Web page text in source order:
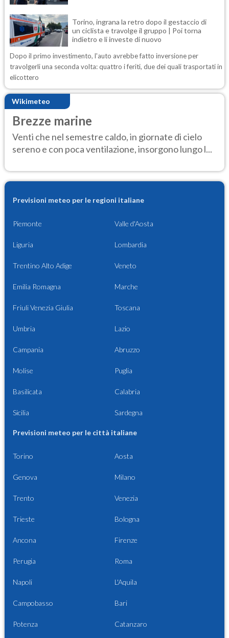
Torino, ingrana la retro dopo il gestaccio di
un ciclista e travolge il gruppo | Poi torna
indietro e li investe di nuovo
Dopo il primo investimento, l'auto avrebbe fatto inversione per
travolgerli una seconda volta: quattro i feriti, due dei quali trasportati in
elicottero
Wikimeteo
Brezze marine
Venti che nel semestre caldo, in giornate di cielo
sereno e con poca ventilazione, insorgono lungo l...
Previsioni meteo per le regioni italiane
Piemonte Valle d'Aosta
Liguria Lombardia
Trentino Alto Adige Veneto
Emilia Romagna Marche
Friuli Venezia Giulia Toscana
Umbria Lazio
Campania Abruzzo
Molise Puglia
Basilicata Calabria
Sicilia Sardegna
Previsioni meteo per le città italiane
Torino Aosta
Genova Milano
Trento Venezia
Trieste Bologna
Ancona Firenze
Perugia Roma
Napoli L'Aquila
Campobasso Bari
Potenza Catanzaro